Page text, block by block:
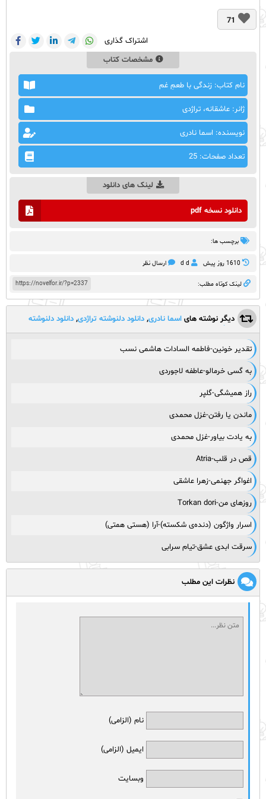
71
اشتراک گذاری
مشخصات کتاب
نام کتاب: زندگی با طعمِ غم
ژانر: عاشقانه، تراژدی
نویسنده: اسما نادری
تعداد صفحات: 25
لینک های دانلود
دانلود نسخه pdf
برچسب ها:
1610 روز پيش d d ارسال نظر
https://novelfor.ir/?p=2337 لینک کوتاه مطلب:
دیگر نوشته های اسما نادری, دانلود دلنوشته تراژدی, دانلود دلنوشته
اسما نادری,ناول فور
تقدیر خونین-فاطمه السادات هاشمی نسب
به گسی خرمالو-عاطفه لاجوردی
راز همیشگی-گلپر
ماندن یا رفتن-غزل محمدی
به یادت بیاور-غزل محمدی
قص در قلب-Atria
اغواگر جهنمی-زهرا عاشقی
روزهای من-Torkan dori
اسرار واژگون (دنده‌ی شکسته)-آرا (هستی همتی)
سرقت ابدی عشق-تیام سرابی
نظرات این مطلب
نام (الزامی)
ایمیل (الزامی)
وبسایت